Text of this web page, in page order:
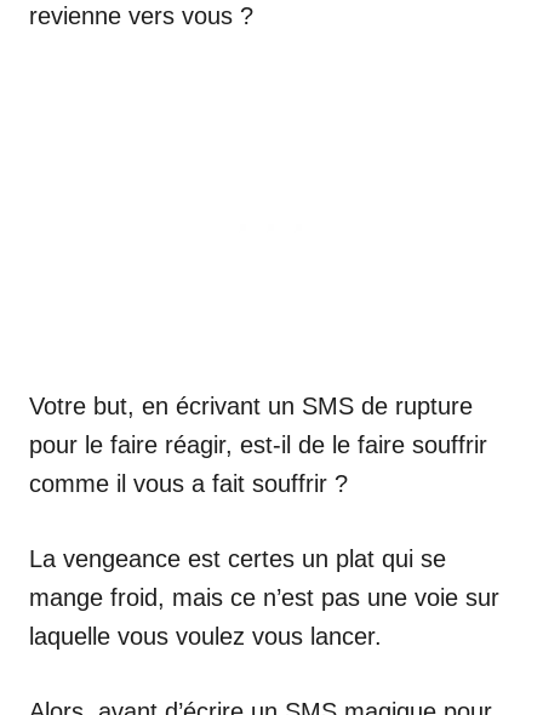
revienne vers vous ?
Votre but, en écrivant un SMS de rupture
pour le faire réagir, est-il de le faire souffrir
comme il vous a fait souffrir ?
La vengeance est certes un plat qui se
mange froid, mais ce n’est pas une voie sur
laquelle vous voulez vous lancer.